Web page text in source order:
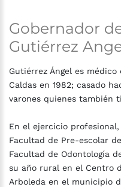
Gobernador
Gutiérrez
Gutiérrez Ángel es
Caldas en 1982; casado
varones quienes también
En el ejercicio
Facultad de Pre-escolar
Facultad de Odontología
su año rural en el Centro
Arboleda en el municipio